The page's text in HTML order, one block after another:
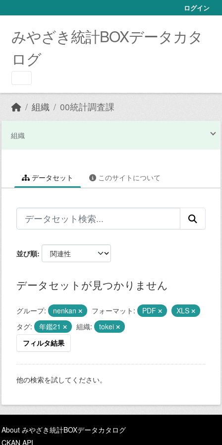
ログイン
みやざき統計BOXデータカタ
ログ
組織 00統計調査課
組織
データセット このサイトについて
並び順
データセットが見つかりません
グループ: nenkan フォーマット: PDF
XLS
タグ:
年鑑21 組織:
tokei
フィルタ結果
他の検索を試してください。
About みやざき統計BOXデータカタログ
CKAN API